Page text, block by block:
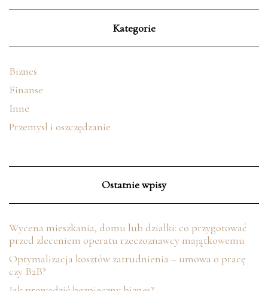
Kategorie
Biznes
Finanse
Inne
Przemysł i oszczędzanie
Ostatnie wpisy
Wycena mieszkania, domu lub działki: co przygotować
przed zleceniem operatu rzeczoznawcy majątkowemu
Optymalizacja kosztów zatrudnienia – umowa o pracę
czy B2B?